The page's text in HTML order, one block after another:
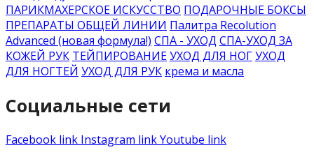
ПАРИКМАХЕРСКОЕ ИСКУССТВО ПОДАРОЧНЫЕ БОКСЫ
ПРЕПАРАТЫ ОБЩЕЙ ЛИНИИ Палитра Recolution
Advanced (новая формула!) СПА - УХОД СПА-УХОД ЗА
КОЖЕЙ РУК ТЕЙПИРОВАНИЕУХОД ДЛЯ НОГУХОД
ДЛЯ НОГТЕЙ УХОД ДЛЯ РУК крема и масла
Социальные сети
Facebook link Instagram linkYoutube link